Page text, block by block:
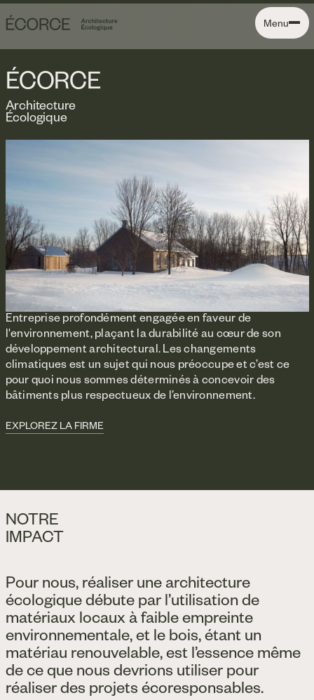
Menu
ÉCORCE
Architecture
Écologique
Entreprise profondément engagée en faveur de
l'environnement, plaçant la durabilité au cœur de son
développement architectural. Les changements
climatiques est un sujet qui nous préoccupe et c’est ce
pour quoi nous sommes déterminés à concevoir des
bâtiments plus respectueux de l’environnement.
EXPLOREZ LA FIRME
NOTRE
IMPACT
Pour nous, réaliser une architecture
écologique débute par l’utilisation de
matériaux locaux à faible empreinte
environnementale, et le bois, étant un
matériau renouvelable, est l’essence même
de ce que nous devrions utiliser pour
réaliser des projets écoresponsables.